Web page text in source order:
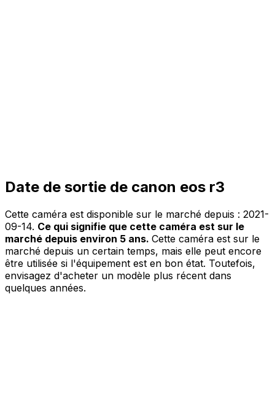
Date de sortie de canon eos r3
Cette caméra est disponible sur le marché depuis : 2021-
09-14. Ce qui signifie que cette caméra est sur le
marché depuis environ 5 ans. Cette caméra est sur le
marché depuis un certain temps, mais elle peut encore
être utilisée si l'équipement est en bon état. Toutefois,
envisagez d'acheter un modèle plus récent dans
quelques années.